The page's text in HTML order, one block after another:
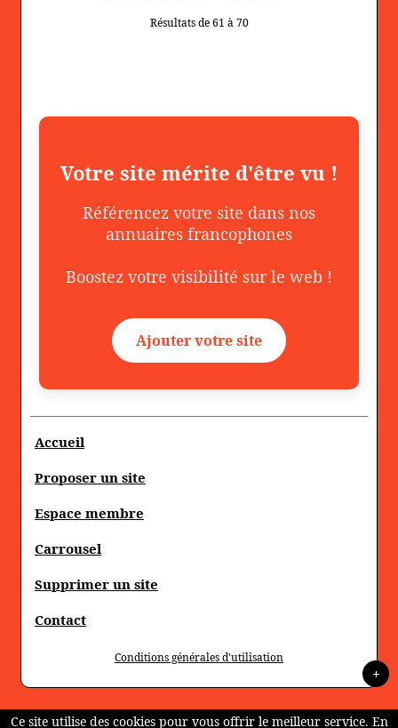
Résultats de 61 à 70
Votre site mérite d'être vu !
Référencez votre site dans nos
annuaires francophones
Boostez votre visibilité sur le web !
Ajouter votre site
Accueil
Proposer un site
Espace membre
Carrousel
Supprimer un site
Contact
Conditions générales d'utilisation
+
Ce site utilise des cookies pour vous offrir le meilleur service. En